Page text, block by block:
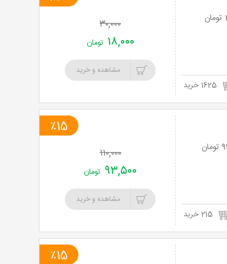
۳۰,۰۰۰
۱۸,۰۰۰ تومان
مشاهده و خرید
٪15
۱۱۰,۰۰۰
۹۳,۵۰۰ تومان
مشاهده و خرید
٪15